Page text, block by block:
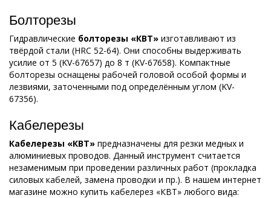
Болторезы
Гидравлические болторезы «КВТ» изготавливают из
твёрдой стали (HRC 52-64). Они способны выдерживать
усилие от 5 (KV-67657) до 8 т (KV-67658). Компактные
болторезы оснащены рабочей головой особой формы и
лезвиями, заточенными под определённым углом (KV-
67356).
Кабелерезы
Кабелерезы «КВТ» предназначены для резки медных и
алюминиевых проводов. Данный инструмент считается
незаменимым при проведении различных работ (прокладка
силовых кабелей, замена проводки и пр.). В нашем интернет
магазине можно купить кабелерез «КВТ» любого вида: